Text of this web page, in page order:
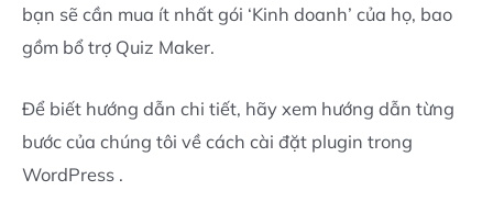
bạn sẽ cần mua ít nhất gói ‘Kinh doanh’ của họ, bao
gồm bổ trợ Quiz Maker.
Để biết hướng dẫn chi tiết, hãy xem hướng dẫn từng
bước của chúng tôi về cách cài đặt plugin trong
WordPress .